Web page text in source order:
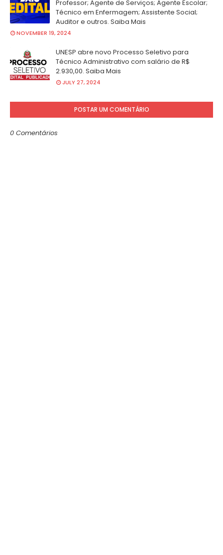
Professor; Agente de Serviços; Agente Escolar;
Técnico em Enfermagem; Assistente Social;
Auditor e outros. Saiba Mais
NOVEMBER 19, 2024
UNESP abre novo Processo Seletivo para
Técnico Administrativo com salário de R$
2.930,00. Saiba Mais
JULY 27, 2024
POSTAR UM COMENTÁRIO
0 Comentários